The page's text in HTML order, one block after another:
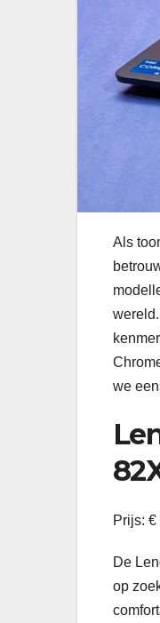
Als
we
Prijs: €
De
op